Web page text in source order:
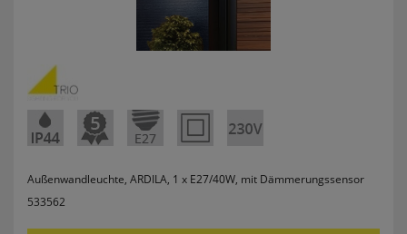
Außenwandleuchte, ARDILA, 1 x E27/40W, mit Dämmerungssensor
533562
erneutem Aufruf die entsprechende Auswahl
ausgeben zu können.
Google Maps
Konfiguration speichern